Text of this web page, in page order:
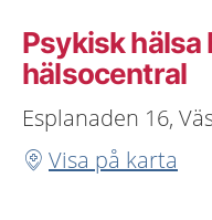
Psykisk hälsa
hälsocentral
Esplanaden 16,
Visa på karta